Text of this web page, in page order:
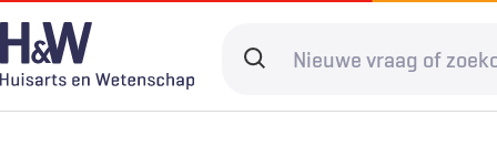
Overslaan
en
naar
Search